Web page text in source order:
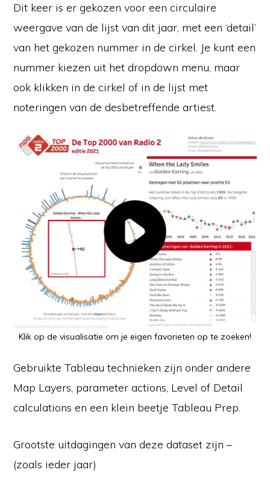
Dit keer is er gekozen voor een circulaire
weergave van de lijst van dit jaar, met een ‘detail’
van het gekozen nummer in de cirkel. Je kunt een
nummer kiezen uit het dropdown menu, maar
ook klikken in de cirkel of in de lijst met
noteringen van de desbetreffende artiest.
Klik op de visualisatie om je eigen favorieten op te zoeken!
Gebruikte Tableau technieken zijn onder andere
Map Layers, parameter actions, Level of Detail
calculations en een klein beetje Tableau Prep.
Grootste uitdagingen van deze dataset zijn –
(zoals ieder jaar)